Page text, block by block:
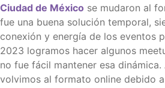
Ciudad de México se mudaron al
fue una buena solución temporal,
conexión y energía de los eventos
2023 logramos hacer algunos
no fue fácil mantener esa
volvimos al formato online debido